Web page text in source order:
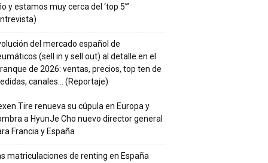
y estamos muy cerca del ‘top 5’”
del mercado español de
(sell in y sell out) al detalle en el
de 2026: ventas, precios, top ten de
canales… (Reportaje)
Tire renueva su cúpula en Europa y
a HyunJe Cho nuevo director general
Francia y España
matriculaciones de renting en España